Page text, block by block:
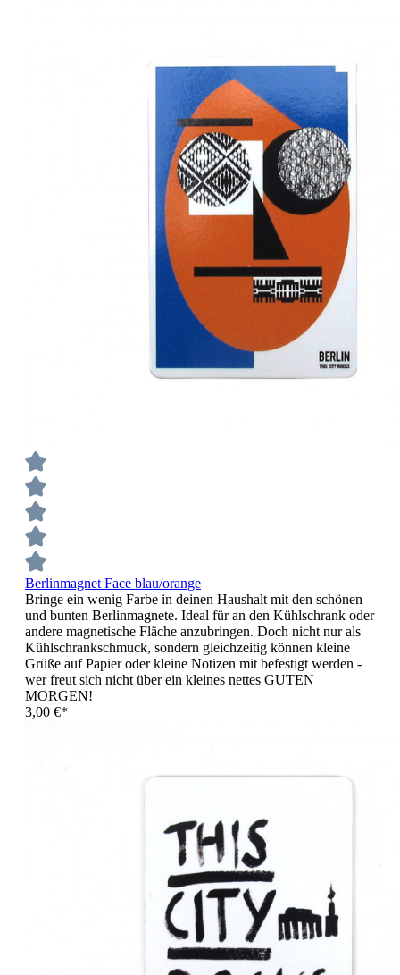
Berlinmagnet Face blau/orange
Bringe ein wenig Farbe in deinen Haushalt mit den schönen
und bunten Berlinmagnete. Ideal für an den Kühlschrank oder
andere magnetische Fläche anzubringen. Doch nicht nur als
Kühlschrankschmuck, sondern gleichzeitig können kleine
Grüße auf Papier oder kleine Notizen mit befestigt werden -
wer freut sich nicht über ein kleines nettes GUTEN
MORGEN!
3,00 €*